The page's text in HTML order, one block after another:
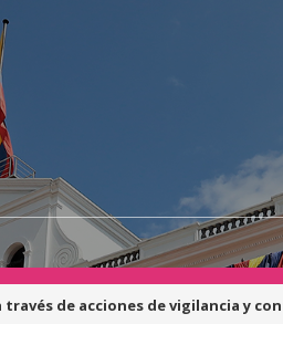
través de acciones de vigilancia y